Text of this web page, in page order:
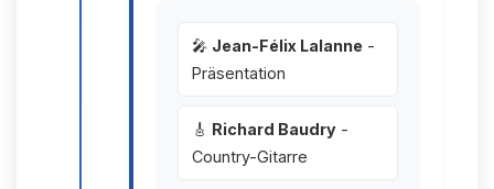
🎤 Jean-Félix Lalanne -
Präsentation
🎸 Richard Baudry -
Country-Gitarre